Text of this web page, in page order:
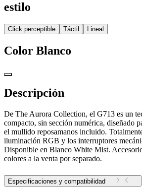
estilo
Click perceptible Táctil Lineal
Color Blanco
Descripción
De The Aurora Collection, el G713 es un
compacto, sin sección numérica, diseñado
el mullido reposamanos incluido.
iluminación RGB y los interruptores
Disponible en Blanco White Mist.
colores a la venta por separado.
Especificaciones y compatibilidad